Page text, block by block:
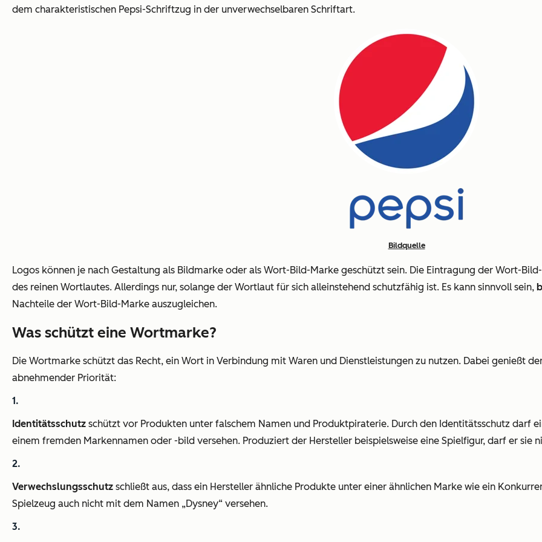
dem charakteristischen Pepsi-Schriftzug in der unverwechselbaren Schriftart.
Bildquelle
Logos können je nach Gestaltung als Bildmarke oder als Wort-Bild-Marke geschützt sein. Die Eintragung der Wort-
des reinen Wortlautes. Allerdings nur, solange der Wortlaut für sich alleinstehend schutzfähig ist. Es kann sinnvoll sein,
Nachteile der Wort-Bild-Marke auszugleichen.
Was schützt eine Wortmarke?
Die Wortmarke schützt das Recht, ein Wort in Verbindung mit Waren und Dienstleistungen zu nutzen. Dabei genießt
abnehmender Priorität:
Identitätsschutz schützt vor Produkten unter falschem Namen und Produktpiraterie. Durch den Identitätsschutz darf
einem fremden Markennamen oder -bild versehen. Produziert der Hersteller beispielsweise eine Spielfigur, darf er sie
Verwechslungsschutz schließt aus, dass ein Hersteller ähnliche Produkte unter einer ähnlichen Marke wie ein
Spielzeug auch nicht mit dem Namen „Dysney“ versehen.